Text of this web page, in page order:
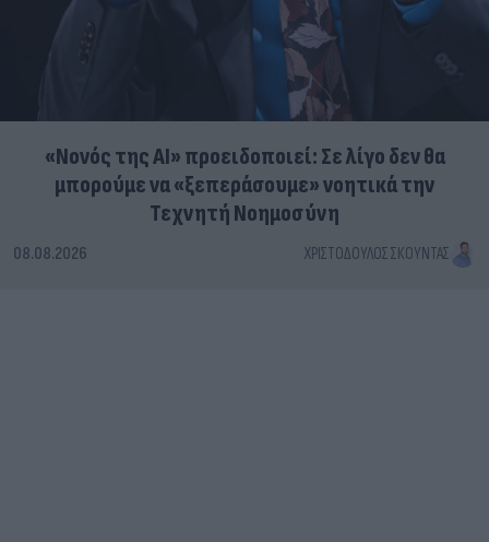
«Νονός της AI» προειδοποιεί: Σε λίγο δεν θα
μπορούμε να «ξεπεράσουμε» νοητικά την
Τεχνητή Νοημοσύνη
08.08.2026 ΧΡΙΣΤΌΔΟΥΛΟΣ ΣΚΟΎΝΤΑΣ